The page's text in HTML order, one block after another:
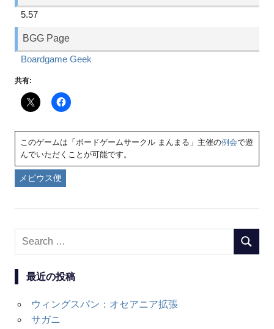
5.57
BGG Page
Boardgame Geek
共有:
このゲームは「ボードゲームサークル まんまる」主催の例会で遊
んでいただくことが可能です。
メビウス便
Search
最近の投稿
ウィングスパン：オセアニア拡張
サガニ